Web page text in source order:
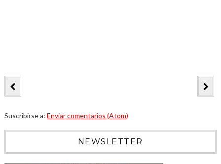
Suscribirse a: Enviar comentarios (Atom)
NEWSLETTER